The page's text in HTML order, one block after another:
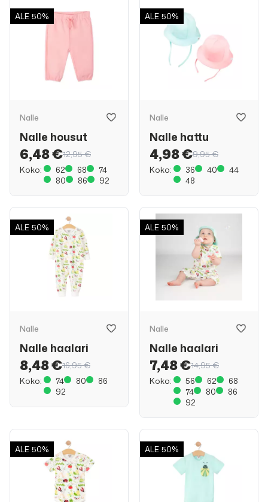
ALE 50%
Nalle
Nalle housut
6,48 €12,95 €
Koko:
62 68
74
80
86 92
ALE 50%
Nalle
Nalle hattu
4,98 €9,95 €
Koko:
36 40
44
48
ALE 50%
Nalle
Nalle haalari
8,48 €16,95 €
Koko:
74 80
86
92
ALE 50%
Nalle
Nalle haalari
7,48 €14,95 €
Koko:
56 62
68
74
80
86
92
ALE 50% ALE 50%